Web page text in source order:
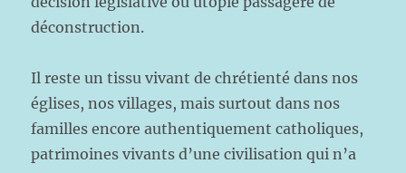
déconstruction.
Il reste un tissu vivant de chrétienté dans nos
églises, nos villages, mais surtout dans nos
familles encore authentiquement catholiques,
patrimoines vivants d’une civilisation qui n’a